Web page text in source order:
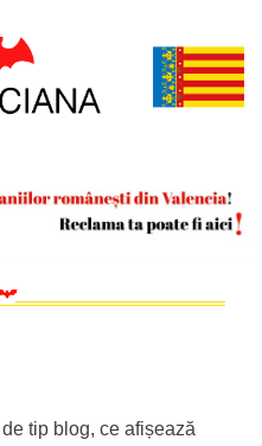
tip blog, ce afișează